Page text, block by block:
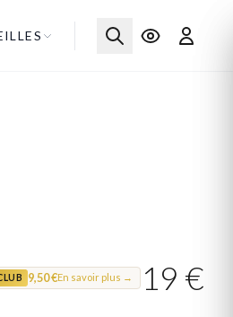
9,50 €En savoir plus → 19 €